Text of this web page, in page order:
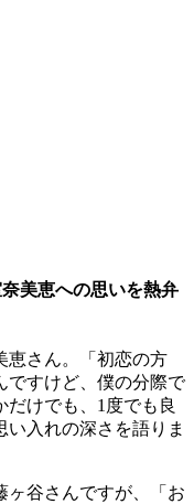
美恵への思いを熱弁
恵さん。「初恋の方
ですけど、僕の分際で
けでも、1度でも良
入れの深さを語りま
ヶ谷さんですが、「お